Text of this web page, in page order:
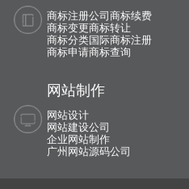
商标注册公司 商标续费
商标变更商标转让
商标分类国际商标注册
商标申请商标查询
网站制作
网站设计
网站建设公司
企业网站制作
广州网站源码公司